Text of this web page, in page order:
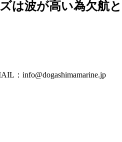
は波が高い為欠航
：info@dogashimamarine.jp